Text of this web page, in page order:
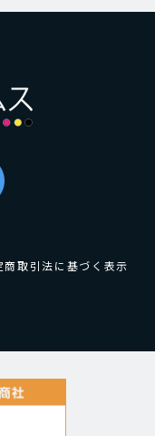
商取引法に基づく表示